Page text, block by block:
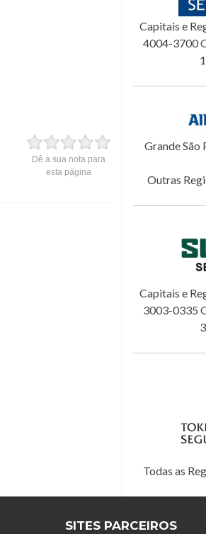
Dê a sua nota para
esta página
Capitais e
4004-3700
Grande São
Outras
Capitais e
3003-0335
Todas as
SITES PARCEIROS